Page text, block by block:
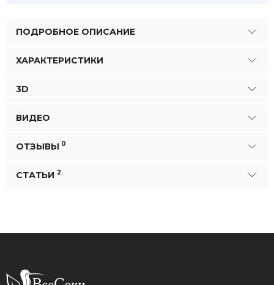
ПОДРОБНОЕ ОПИСАНИЕ
ХАРАКТЕРИСТИКИ
3D
ВИДЕО
ОТЗЫВЫ 0
СТАТЬИ 2